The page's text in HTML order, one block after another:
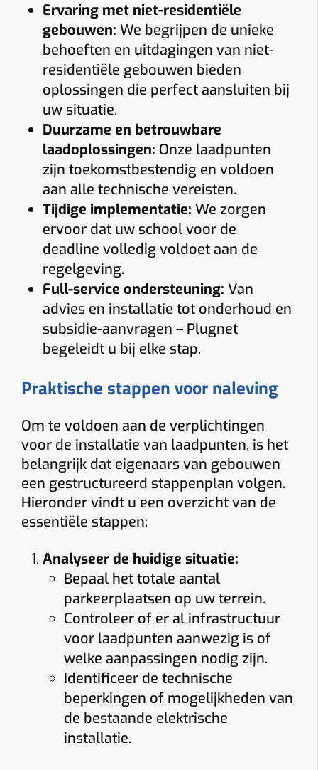
Ervaring met niet-residentiële
gebouwen: We begrijpen de unieke
behoeften en uitdagingen van niet-
residentiële gebouwen bieden
oplossingen die perfect aansluiten bij
uw situatie.
Duurzame en betrouwbare
laadoplossingen: Onze laadpunten
zijn toekomstbestendig en voldoen
aan alle technische vereisten.
Tijdige implementatie: We zorgen
ervoor dat uw school voor de
deadline volledig voldoet aan de
regelgeving.
Full-service ondersteuning: Van
advies en installatie tot onderhoud en
subsidie-aanvragen – Plugnet
begeleidt u bij elke stap.
Praktische stappen voor naleving
Om te voldoen aan de verplichtingen
voor de installatie van laadpunten, is het
belangrijk dat eigenaars van gebouwen
een gestructureerd stappenplan volgen.
Hieronder vindt u een overzicht van de
essentiële stappen:
Analyseer de huidige situatie:
Bepaal het totale aantal
parkeerplaatsen op uw terrein.
Controleer of er al infrastructuur
voor laadpunten aanwezig is of
welke aanpassingen nodig zijn.
Identificeer de technische
beperkingen of mogelijkheden van
de bestaande elektrische
installatie.